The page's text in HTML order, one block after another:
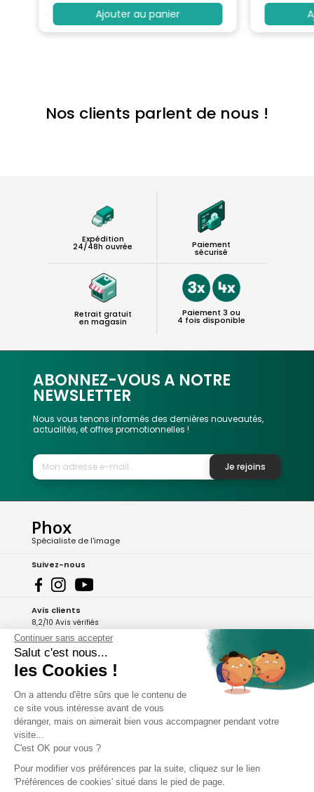
Ajouter au panier
Nos clients parlent de nous !
Expédition
24/48h ouvrée Paiement
sécurisé
Retrait gratuit
en magasin
Paiement 3 ou
4 fois disponible
ABONNEZ-VOUS A NOTRE
NEWSLETTER
Nous vous tenons informés des dernières nouveautés,
actualités, et offres promotionnelles !
Je rejoins
Phox
Spécialiste de l'image
Suivez-nous
Avis clients
8,2/10 Avis vérifiés
L'Appli Phox
A propos de Phox
Services et garanties
Continuer sans accepter
Salut c'est nous...
les Cookies !
On a attendu d'être sûrs que le contenu de
ce site vous intéresse avant de vous
déranger, mais on aimerait bien vous accompagner pendant votre
visite...
C'est OK pour vous ?
Pour modifier vos préférences par la suite, cliquez sur le lien
'Préférences de cookies' situé dans le pied de page.